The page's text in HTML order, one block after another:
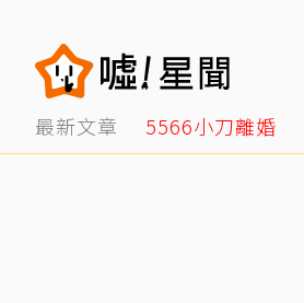
最新文章 5566小刀離婚